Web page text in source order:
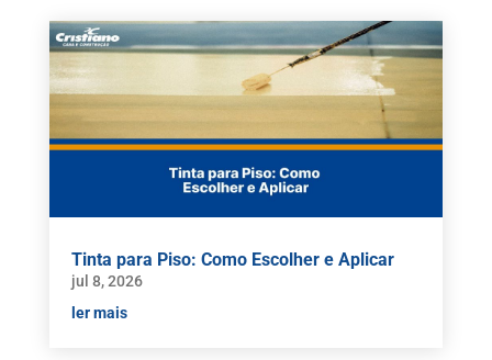
Tinta para Piso: Como Escolher e Aplicar
jul 8, 2026
ler mais